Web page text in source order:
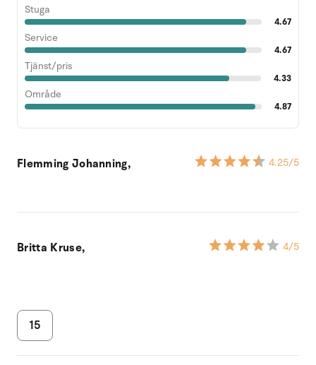
Stuga
4.67
Service
4.67
Tjänst/pris
4.33
Område
4.87
Flemming Johanning, 4.25/5
Britta Kruse, 4/5
15